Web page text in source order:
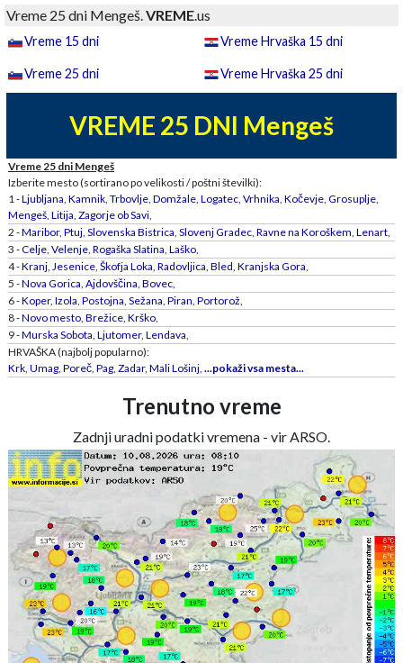
Vreme 25 dni Mengeš.VREME.us
Vreme 15 dni Vreme Hrvaška 15 dni
Vreme 25 dni Vreme Hrvaška 25 dni
VREME 25 DNI Mengeš
Vreme 25 dni Mengeš
Izberite mesto (sortirano po velikosti / poštni številki):
1 -Ljubljana, Kamnik, Trbovlje, Domžale, Logatec, Vrhnika, Kočevje, Grosuplje,
Mengeš, Litija, Zagorje ob Savi,
2 -Maribor, Ptuj, Slovenska Bistrica, Slovenj Gradec, Ravne na Koroškem, Lenart,
3 -Celje, Velenje, Rogaška Slatina, Laško,
4 -Kranj, Jesenice, Škofja Loka, Radovljica, Bled, Kranjska Gora,
5 -Nova Gorica, Ajdovščina, Bovec,
6 -Koper, Izola, Postojna, Sežana, Piran, Portorož,
8 -Novo mesto, Brežice, Krško,
9 -Murska Sobota, Ljutomer, Lendava,
HRVAŠKA (najbolj popularno):
Krk, Umag, Poreč, Pag, Zadar, Mali Lošinj, ...pokaži vsa mesta...
Trenutno vreme
Zadnji uradni podatki vremena - vir ARSO.